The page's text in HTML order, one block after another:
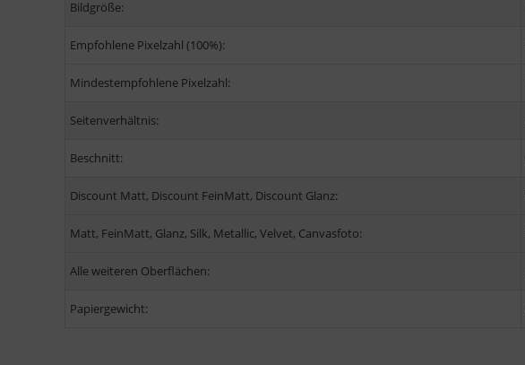
Bildgröße:
Empfohlene Pixelzahl (100%):
Mindestempfohlene Pixelzahl:
Seitenverhältnis:
Beschnitt:
Discount Matt, Discount FeinMatt, Discount Glanz:
Matt, FeinMatt, Glanz, Silk, Metallic, Velvet, Canvasfoto:
Alle weiteren Oberflächen:
Papiergewicht: